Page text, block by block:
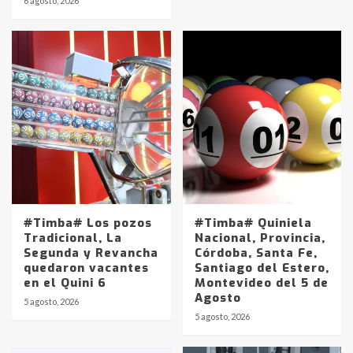
#Timba# Los pozos
Tradicional, La
Segunda y Revancha
quedaron vacantes
en el Quini 6
5 agosto, 2026
#Timba# Quiniela
Nacional, Provincia,
Córdoba, Santa Fe,
Santiago del Estero,
Montevideo del 5 de
Agosto
5 agosto, 2026
Identidad de los adolescentes
pampeanos que fueron